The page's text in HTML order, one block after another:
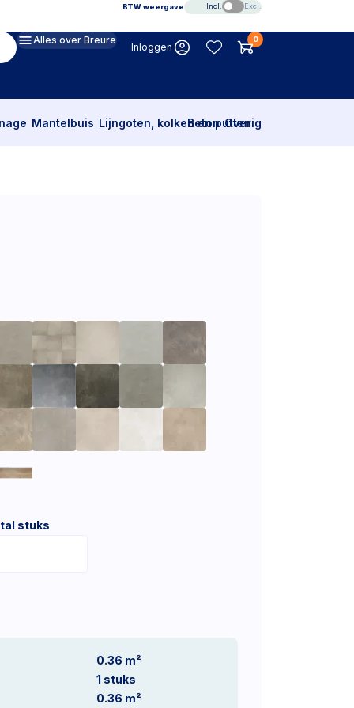
BTW weergave Incl. Excl.
Alles over Breure
Inloggen
0
Mantelbuis Lijngoten, kolken en putten
Beton Overig
stuks
0.36 m²
1 stuks
0.36 m²